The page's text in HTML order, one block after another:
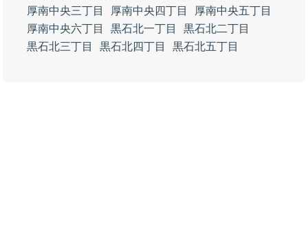
厚南中央三丁目
厚南中央四丁目
厚南中央五丁目
厚南中央六丁目
黒石北一丁目
黒石北二丁目
黒石北三丁目
黒石北四丁目 黒石北五丁目